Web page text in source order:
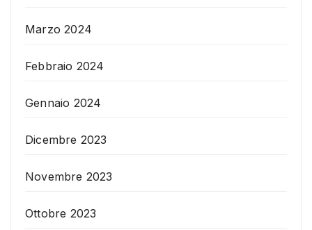
Marzo 2024
Febbraio 2024
Gennaio 2024
Dicembre 2023
Novembre 2023
Ottobre 2023